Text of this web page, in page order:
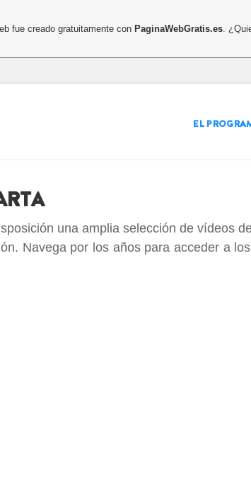
EL
una amplia selección de vídeos
Navega por los años para acceder a
fue creado gratuitamente conPaginaWebGratis.es .